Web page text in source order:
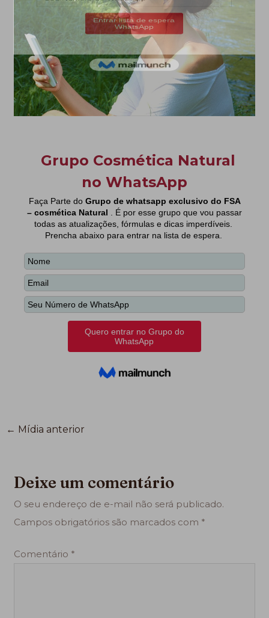
← Mídia anterior
Deixe um comentário
O seu endereço de e-mail não será publicado.
Campos obrigatórios são marcados com *
Comentário *